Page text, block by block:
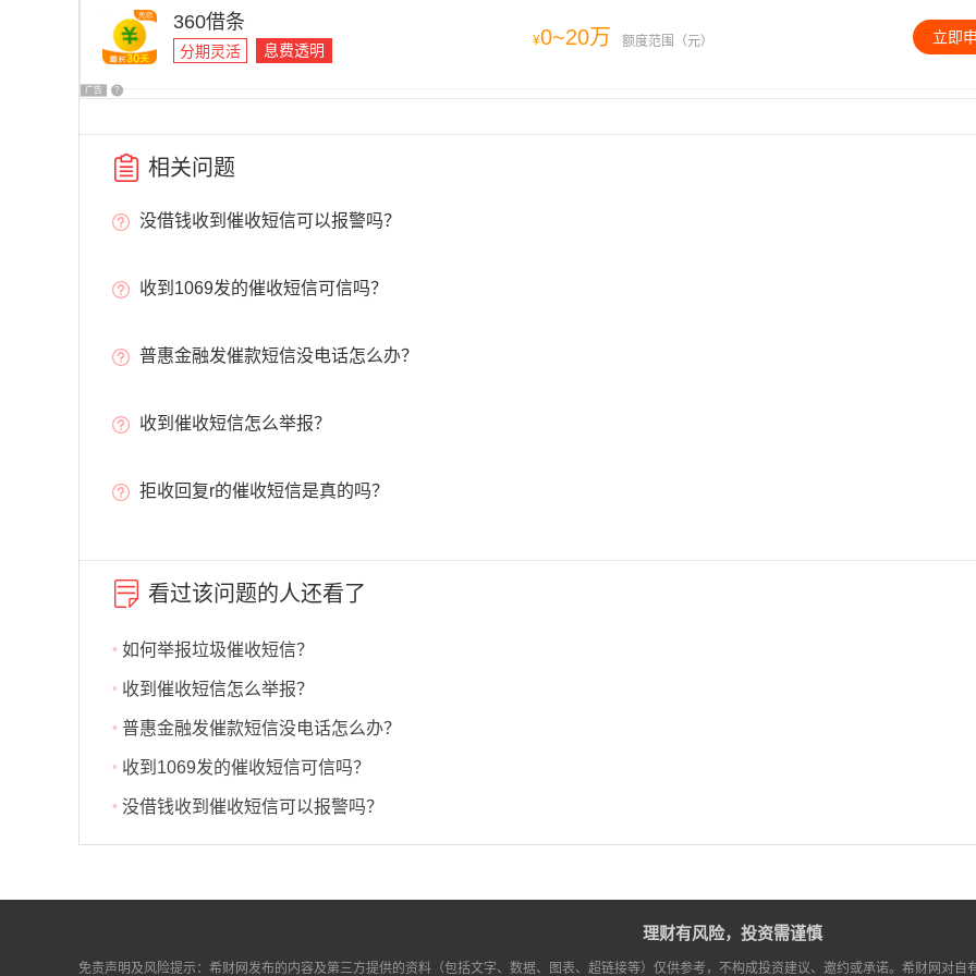
广告 ?
360借条
分期灵活 息费透明
¥0~20万 额度范围（元） 立即
相关问题
没借钱收到催收短信可以报警吗？
收到1069发的催收短信可信吗？
普惠金融发催款短信没电话怎么办？
收到催收短信怎么举报？
拒收回复r的催收短信是真的吗？
看过该问题的人还看了
• 如何举报垃圾催收短信？
• 收到催收短信怎么举报？
• 普惠金融发催款短信没电话怎么办？
• 收到1069发的催收短信可信吗？
• 没借钱收到催收短信可以报警吗？
理财有风险，投资需谨慎
免责声明及风险提示：希财网发布的内容及第三方提供的资料（包括文字、数据、图表、超链接等）仅供参考，不构成投资建议、邀约或承诺。希财网对